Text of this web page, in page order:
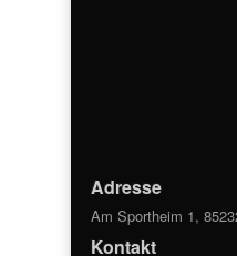
Adresse
Am Sportheim 1,
Kontakt